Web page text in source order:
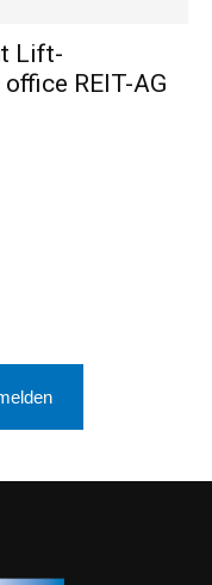
Lift-
REIT-AG